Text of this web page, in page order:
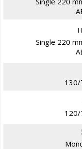
Single 220
130/
120/